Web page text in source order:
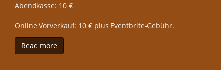
Abendkasse: 10 €
Online Vorverkauf: 10 € plus Eventbrite-Gebühr.
Read more